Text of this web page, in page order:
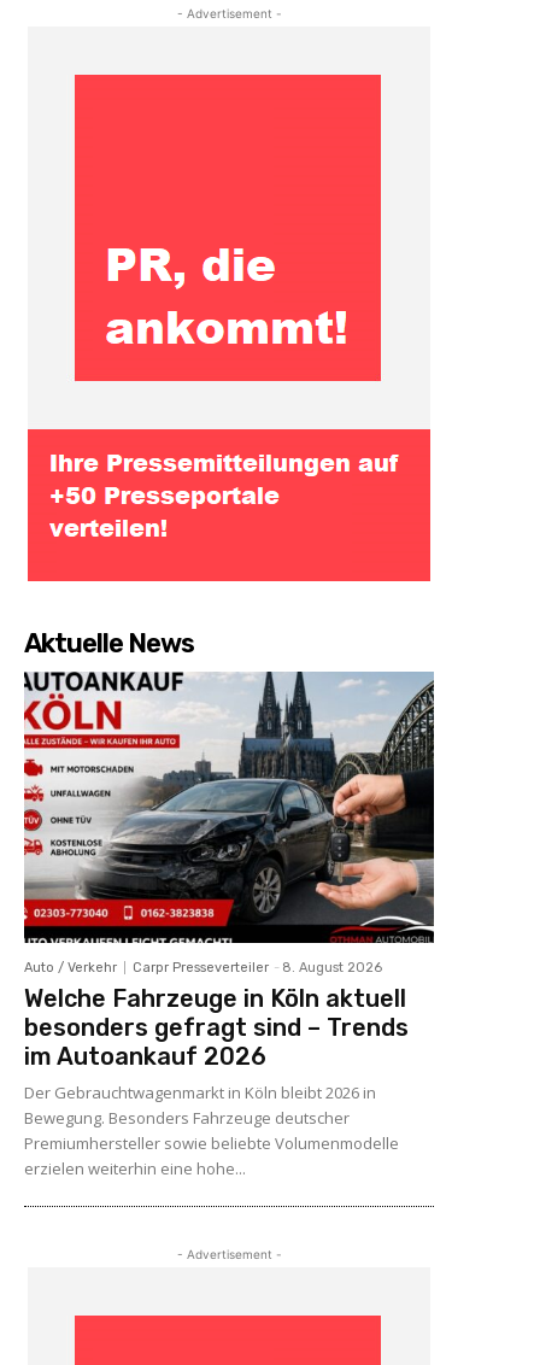
- Advertisement -
Aktuelle News
Auto / Verkehr Carpr Presseverteiler - 8. August 2026
Welche Fahrzeuge in Köln aktuell
besonders gefragt sind – Trends
im Autoankauf 2026
Der Gebrauchtwagenmarkt in Köln bleibt 2026 in
Bewegung. Besonders Fahrzeuge deutscher
Premiumhersteller sowie beliebte Volumenmodelle
erzielen weiterhin eine hohe...
- Advertisement -